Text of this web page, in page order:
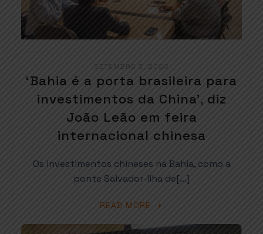
SETEMBRO 3, 2020
‘Bahia é a porta brasileira para
investimentos da China’, diz
João Leão em feira
internacional chinesa
Os investimentos chineses na Bahia, como a
ponte Salvador-Ilha de[…]
READ MORE